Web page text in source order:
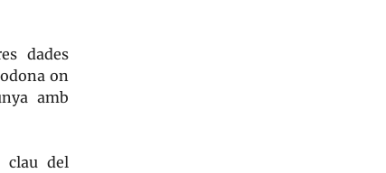
dades
on
amb
clau del